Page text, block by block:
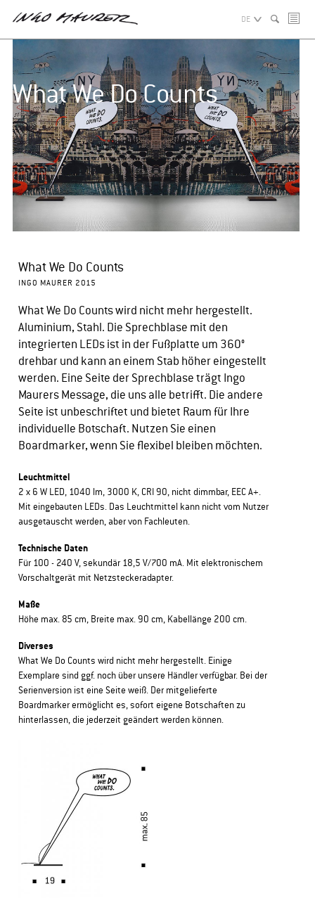
DE
What We Do Counts
What We Do Counts
INGO MAURER 2015
What We Do Counts wird nicht mehr hergestellt.
Aluminium, Stahl. Die Sprechblase mit den
integrierten LEDs ist in der Fußplatte um 360°
drehbar und kann an einem Stab höher eingestellt
werden. Eine Seite der Sprechblase trägt Ingo
Maurers Message, die uns alle betrifft. Die andere
Seite ist unbeschriftet und bietet Raum für Ihre
individuelle Botschaft. Nutzen Sie einen
Boardmarker, wenn Sie flexibel bleiben möchten.
Leuchtmittel
2 x 6 W LED, 1040 lm, 3000 K, CRI 90, nicht dimmbar, EEC A+.
Mit eingebauten LEDs. Das Leuchtmittel kann nicht vom Nutzer
ausgetauscht werden, aber von Fachleuten.
Technische Daten
Für 100 - 240 V, sekundär 18,5 V/700 mA. Mit elektronischem
Vorschaltgerät mit Netzsteckeradapter.
Maße
Höhe max. 85 cm, Breite max. 90 cm, Kabellänge 200 cm.
Diverses
What We Do Counts wird nicht mehr hergestellt. Einige
Exemplare sind ggf. noch über unsere Händler verfügbar. Bei der
Serienversion ist eine Seite weiß. Der mitgelieferte
Boardmarker ermöglicht es, sofort eigene Botschaften zu
hinterlassen, die jederzeit geändert werden können.